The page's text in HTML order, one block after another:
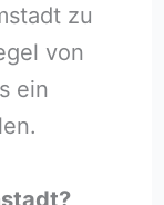
zu
von
ein